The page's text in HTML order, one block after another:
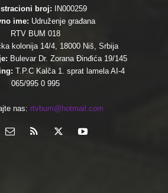
broj:
IN000259
ime: Udruženje građana
RTV BUM 018
kolonija 14/4, 18000 Niš, Srbija
Bulevar Dr. Zorana Đinđića 19/145
T.P.C Kalča 1. sprat lamela AI-4
065/995 0 995
nas: rtvbum@hotmail.com